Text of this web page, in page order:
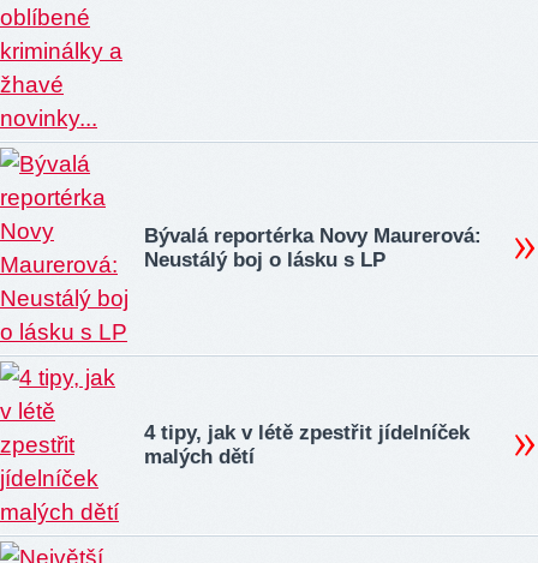
Bývalá reportérka Novy Maurerová:
Neustálý boj o lásku s LP
4 tipy, jak v létě zpestřit jídelníček
malých dětí